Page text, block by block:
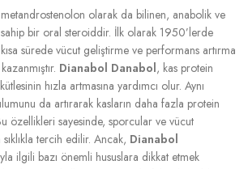
olarak da bilinen, anabolik ve
bir oral steroiddir. İlk olarak 1950’lerde
sürede vücut geliştirme ve performans artırma
Dianabol Danabol, kas protein
hızla artmasına yardımcı olur. Aynı
da artırarak kasların daha fazla protein
özellikleri sayesinde, sporcular ve vücut
tercih edilir. Ancak, Dianabol
ilgili bazı önemli hususlara dikkat etmek